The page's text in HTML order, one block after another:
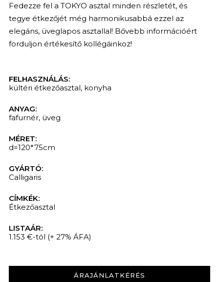
Fedezze fel a TOKYO asztal minden részletét, és
tegye étkezőjét még harmonikusabbá ezzel az
elegáns, üveglapos asztallal! Bővebb információért
forduljon értékesítő kollégáinkoz!
FELHASZNÁLÁS:
kültéri étkezőasztal, konyha
ANYAG:
fafurnér, üveg
MÉRET:
d=120*75cm
GYÁRTÓ:
Calligaris
CÍMKÉK:
Étkezőasztal
LISTAÁR:
1.153 €-tól (+ 27% ÁFA)
ÁRAJÁNLATKÉRÉS